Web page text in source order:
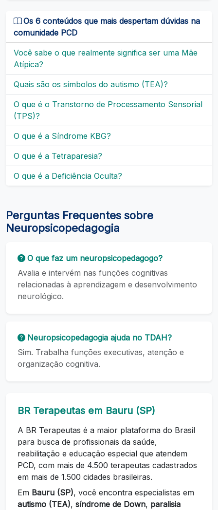
Os 6 conteúdos que mais despertam dúvidas na
comunidade PCD
Você sabe o que realmente significa ser uma Mãe
Atípica?
Quais são os símbolos do autismo (TEA)?
O que é o Transtorno de Processamento Sensorial
(TPS)?
O que é a Síndrome KBG?
O que é a Tetraparesia?
O que é a Deficiência Oculta?
Perguntas Frequentes sobre
Neuropsicopedagogia
O que faz um neuropsicopedagogo?
Avalia e intervém nas funções cognitivas
relacionadas à aprendizagem e desenvolvimento
neurológico.
Neuropsicopedagogia ajuda no TDAH?
Sim. Trabalha funções executivas, atenção e
organização cognitiva.
BR Terapeutas em Bauru (SP)
A BR Terapeutas é a maior plataforma do Brasil
para busca de profissionais da saúde,
reabilitação e educação especial que atendem
PCD, com mais de 4.500 terapeutas cadastrados
em mais de 1.500 cidades brasileiras.
Em Bauru (SP), você encontra especialistas em
autismo (TEA), síndrome de Down, paralisia